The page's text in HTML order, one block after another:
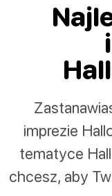
imprezie
tematyce
chcesz, aby